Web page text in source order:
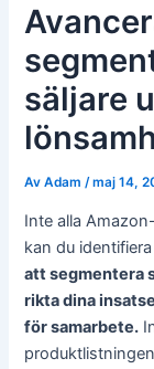
säljare
Av Adam /maj 14,
Inte alla
kan du
att segmentera
rikta dina
för samarbete.